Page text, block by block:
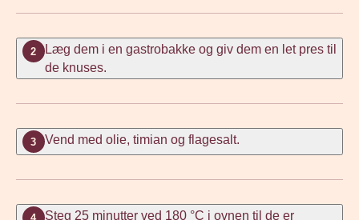
2
Læg dem i en gastrobakke og giv dem en let pres til
de knuses.
3 Vend med olie, timian og flagesalt.
Steg 25 minutter ved 180 °C i ovnen til de er